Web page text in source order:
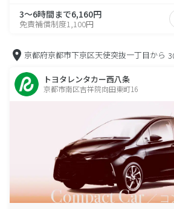
3～6時間まで6,160円
免責補償制度1,100円
京都府京都市下京区天使突抜一丁目から
トヨタレンタカー西八条
京都市南区吉祥院向田東町16